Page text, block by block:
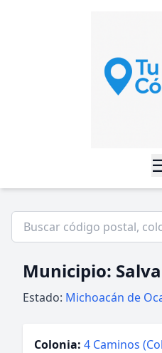
Municipio:
Estado: Michoacán de
Colonia: 4 Caminos